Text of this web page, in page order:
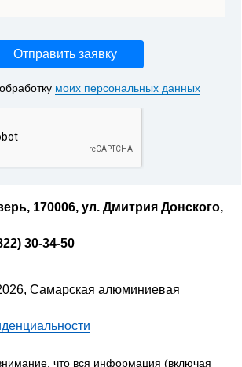
Отправить заявку
моих персональных данных
170006, ул. Дмитрия Донского,
30-34-50
Самарская алюминиевая
что вся информация (включая